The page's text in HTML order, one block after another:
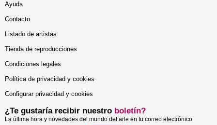
Ayuda
Contacto
Listado de artistas
Tienda de reproducciones
Condiciones legales
Política de privacidad y cookies
Configurar privacidad y cookies
¿Te gustaría recibir nuestro boletín?
La última hora y novedades del mundo del arte en tu correo electrónico